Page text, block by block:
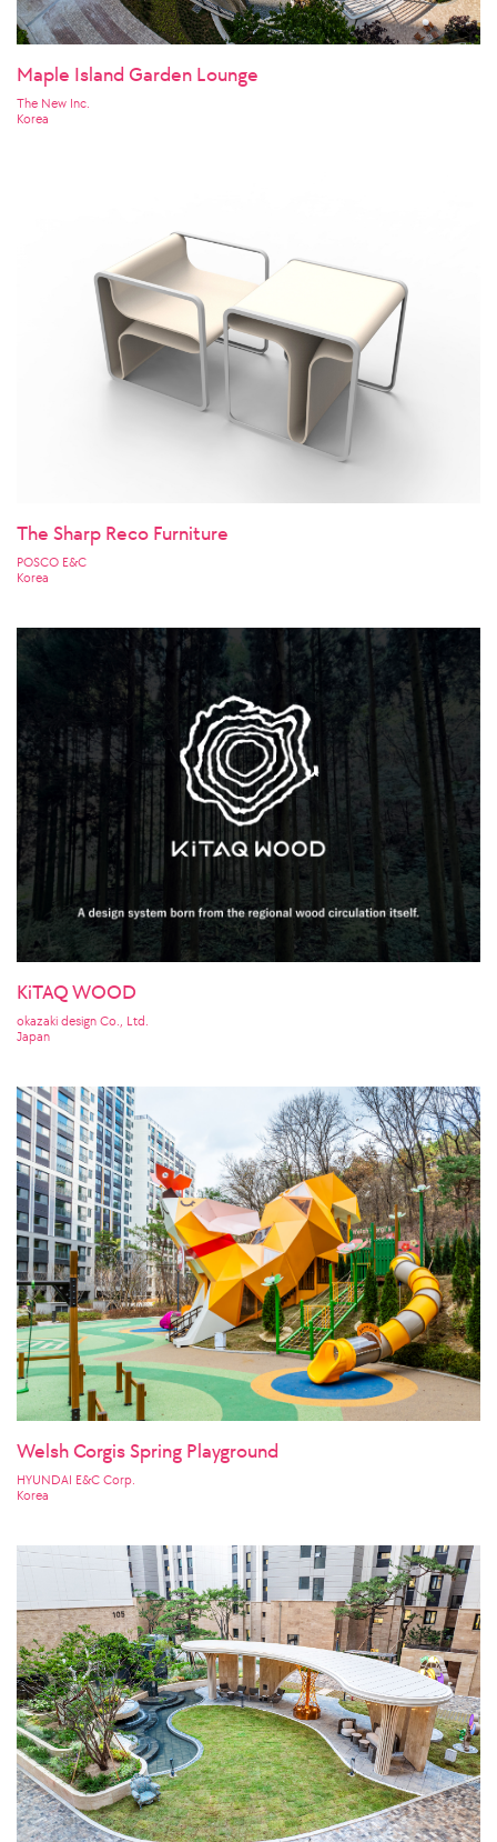
Maple Island Garden Lounge
The New Inc.
Korea
The Sharp Reco Furniture
POSCO E&C
Korea
KiTAQ WOOD
okazaki design Co., Ltd.
Japan
Welsh Corgis Spring Playground
HYUNDAI E&C Corp.
Korea